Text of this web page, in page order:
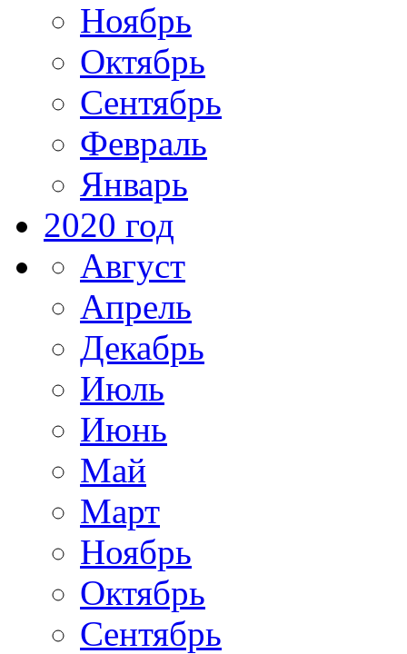
Ноябрь
Октябрь
Сентябрь
Февраль
Январь
2020 год
Август
Апрель
Декабрь
Июль
Июнь
Май
Март
Ноябрь
Октябрь
Сентябрь